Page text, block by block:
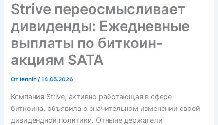
Strive переосмысливает
дивиденды: Ежедневные
выплаты по биткоин-
акциям SATA
От lennin/14.05.2026
Компания Strive, активно работающая в сфере
биткоина, объявила о значительном изменении своей
дивидендной политики. Отныне держатели